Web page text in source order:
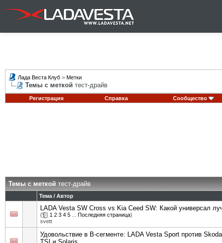
Лада Веста Клуб > Метки
Темы с меткой тест-драйв
Регистрация Справка Сообщество
Темы с меткойтест-драйв
Тема / Автор
LADA Vesta SW Cross vs Kia Ceed SW: Какой универсал
( 1 2 3 4 5 Последняя страница)
svett
Удовольствие в В-сегменте: LADA Vesta Sport против